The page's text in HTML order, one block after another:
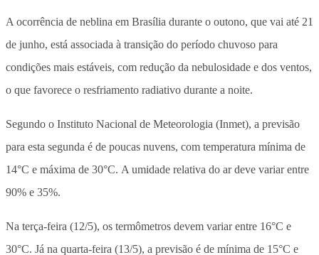
A ocorrência de neblina em Brasília durante o outono, que vai até 21
de junho, está associada à transição do período chuvoso para
condições mais estáveis, com redução da nebulosidade e dos ventos,
o que favorece o resfriamento radiativo durante a noite.
Segundo o Instituto Nacional de Meteorologia (Inmet), a previsão
para esta segunda é de poucas nuvens, com temperatura mínima de
14°C e máxima de 30°C. A umidade relativa do ar deve variar entre
90% e 35%.
Na terça-feira (12/5), os termômetros devem variar entre 16°C e
30°C. Já na quarta-feira (13/5), a previsão é de mínima de 15°C e